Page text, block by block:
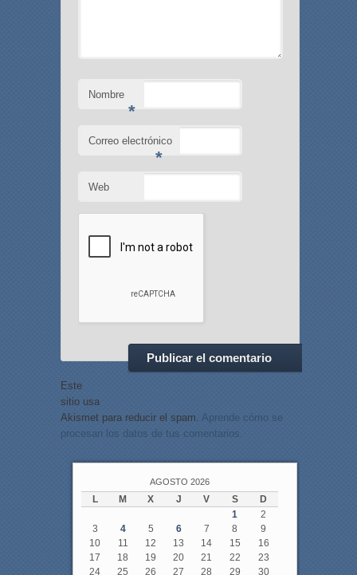
Nombre
*
Correo electrónico
*
Web
Este
sitio usa
Akismet para reducir el spam. Aprende cómo se
procesan los datos de tus comentarios.
AGOSTO 2026
L M X J V S
D
1
2
3
4 5 6 7 8
9
10
11 12 13 14 15
16
17
18 19 20 21 22
23
24
25 26 27 28 29
30